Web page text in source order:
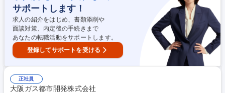
発/日本製鉄グループ
サポートします！
求人の紹介をはじめ、書類添削や
面談対策、内定後の手続きまで
あなたの転職活動をサポートします。
登録してサポートを受ける
正社員
大阪ガス都市開発株式会社